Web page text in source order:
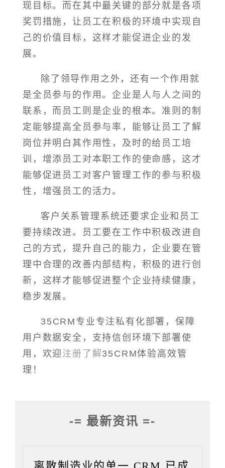
现目标。而在其中最关键的部分就是各项
奖罚措施，让员工在积极的环境中实现自
己的价值目标，这样才能促进企业的发
展。
除了领导作用之外，还有一个作用就
是全员参与的作用。企业是人与人之间的
联系，而员工则是企业的根本。准则的制
定能够提高全员参与率，能够让员工了解
岗位并明白其作用性，及时的给员工培
训，增添员工对本职工作的使命感，这才
能够促进员工对客户管理工作的参与积极
性，增强员工的活力。
客户关系管理系统还要求企业和员工
要持续改进。员工要在工作中积极改进自
己的方式，提升自己的能力，企业要在管
理中合理的改善内部结构，积极的进行创
新，这样才能够促进整个企业持续健康，
稳步发展。
35CRM专业专注私有化部署，保障
用户数据安全，支持信创环境下部署使
用，欢迎 注册了解35CRM体验高效管
理！
-= 最新资讯 =-